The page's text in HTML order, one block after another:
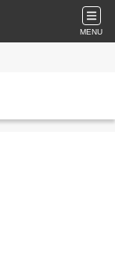
MENU